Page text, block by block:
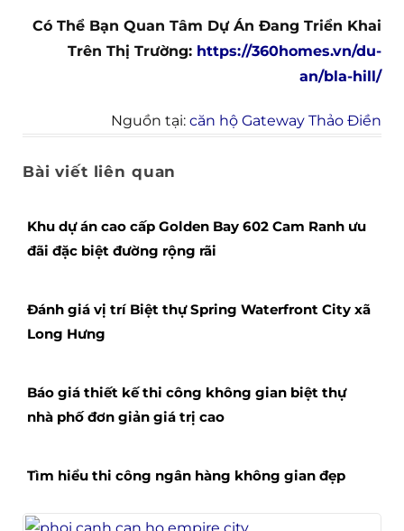
Có Thể Bạn Quan Tâm Dự Án Đang Triển Khai
Trên Thị Trường: https://360homes.vn/du-
an/bla-hill/
Nguồn tại: căn hộ Gateway Thảo Điền
Bài viết liên quan
Khu dự án cao cấp Golden Bay 602 Cam Ranh ưu
đãi đặc biệt đường rộng rãi
Đánh giá vị trí Biệt thự Spring Waterfront City xã
Long Hưng
Báo giá thiết kế thi công không gian biệt thự
nhà phố đơn giản giá trị cao
Tìm hiểu thi công ngân hàng không gian đẹp